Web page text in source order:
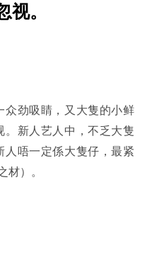
。
众劲吸睛，又大隻的小鲜
。新人艺人中，不乏大隻
唔一定係大隻仔，最紧
）。